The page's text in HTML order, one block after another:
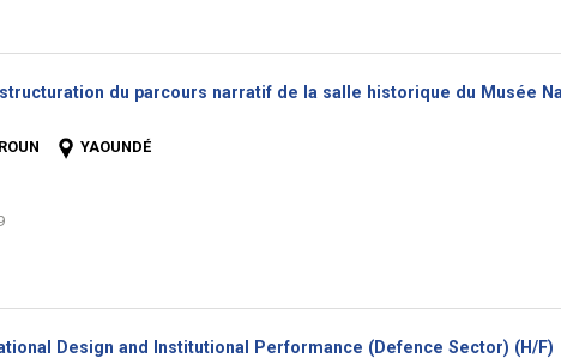
du parcours narratif de la salle historique du Musée
YAOUNDÉ
Design and Institutional Performance (Defence Sector) (H/F)